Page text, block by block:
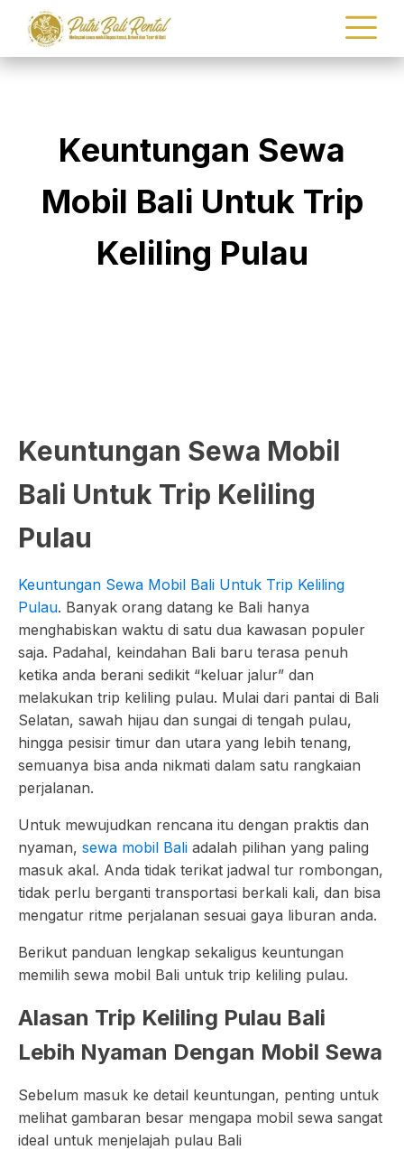
Keuntungan Sewa
Mobil Bali Untuk Trip
Keliling Pulau
Keuntungan Sewa Mobil
Bali Untuk Trip Keliling
Pulau
Keuntungan Sewa Mobil Bali Untuk Trip Keliling
Pulau. Banyak orang datang ke Bali hanya
menghabiskan waktu di satu dua kawasan populer
saja. Padahal, keindahan Bali baru terasa penuh
ketika anda berani sedikit “keluar jalur” dan
melakukan trip keliling pulau. Mulai dari pantai di Bali
Selatan, sawah hijau dan sungai di tengah pulau,
hingga pesisir timur dan utara yang lebih tenang,
semuanya bisa anda nikmati dalam satu rangkaian
perjalanan.
Untuk mewujudkan rencana itu dengan praktis dan
nyaman, sewa mobil Bali adalah pilihan yang paling
masuk akal. Anda tidak terikat jadwal tur rombongan,
tidak perlu berganti transportasi berkali kali, dan bisa
mengatur ritme perjalanan sesuai gaya liburan anda.
Berikut panduan lengkap sekaligus keuntungan
memilih sewa mobil Bali untuk trip keliling pulau.
Alasan Trip Keliling Pulau Bali
Lebih Nyaman Dengan Mobil Sewa
Sebelum masuk ke detail keuntungan, penting untuk
melihat gambaran besar mengapa mobil sewa sangat
ideal untuk menjelajah pulau Bali